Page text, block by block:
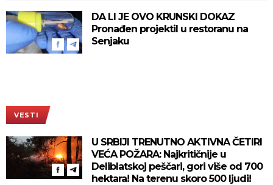
DA LI JE OVO KRUNSKI DOKAZ
Pronađen projektil u restoranu na
Senjaku
VESTI
U SRBIJI TRENUTNO AKTIVNA ČETIRI
VEĆA POŽARA: Najkritičnije u
Deliblatskoj peščari, gori više od 700
hektara! Na terenu skoro 500 ljudi!